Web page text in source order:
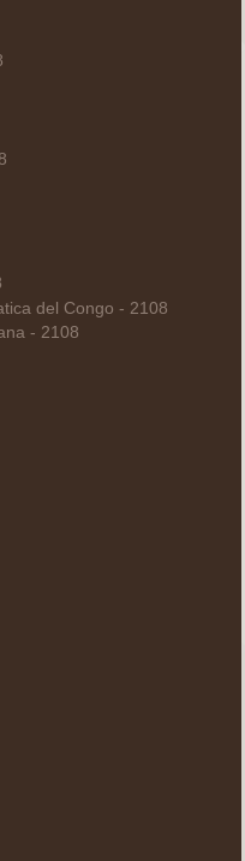
del Congo - 2108
- 2108